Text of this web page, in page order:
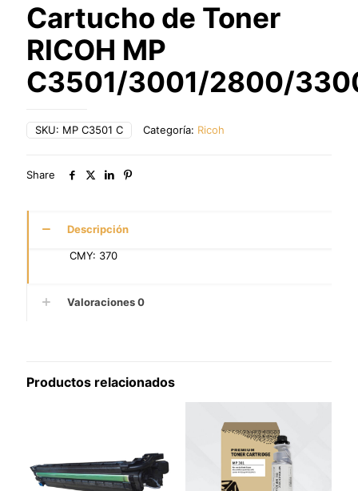
Cartucho de Toner
RICOH MP
C3501/3001/2800/
SKU: MP C3501 C Categoría: Ricoh
Share
Descripción
CMY: 370
Valoraciones0
Productos relacionados